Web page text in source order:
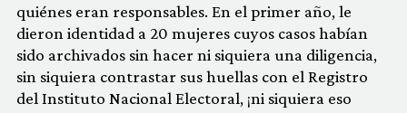
quiénes eran responsables. En el primer año, le
dieron identidad a 20 mujeres cuyos casos habían
sido archivados sin hacer ni siquiera una diligencia,
sin siquiera contrastar sus huellas con el Registro
del Instituto Nacional Electoral, ¡ni siquiera eso